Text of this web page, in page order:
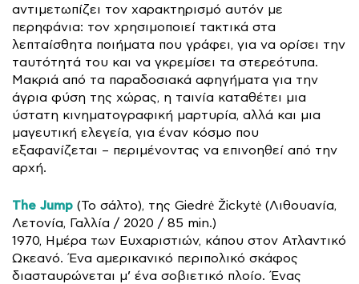
αντιμετωπίζει τον χαρακτηρισμό αυτόν με
περηφάνια: τον χρησιμοποιεί τακτικά στα
λεπταίσθητα ποιήματα που γράφει, για να ορίσει την
ταυτότητά του και να γκρεμίσει τα στερεότυπα.
Μακριά από τα παραδοσιακά αφηγήματα για την
άγρια φύση της χώρας, η ταινία καταθέτει μια
ύστατη κινηματογραφική μαρτυρία, αλλά και μια
μαγευτική ελεγεία, για έναν κόσμο που
εξαφανίζεται – περιμένοντας να επινοηθεί από την
αρχή.
The Jump (Το σάλτο), της Giedrė Žickytė (Λιθουανία,
Λετονία, Γαλλία / 2020 / 85 min.)
1970, Ημέρα των Ευχαριστιών, κάπου στον Ατλαντικό
Ωκεανό. Ένα αμερικανικό περιπολικό σκάφος
διασταυρώνεται μ’ ένα σοβιετικό πλοίο. Ένας